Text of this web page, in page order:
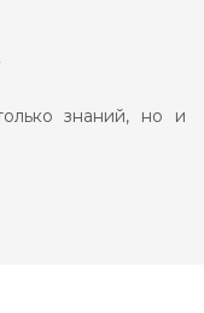
знаний, но и